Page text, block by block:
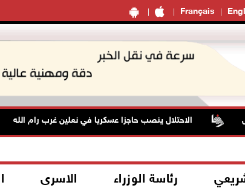
Français
الاحتلال ينصب حاجزا عسكريا في نعلين غرب رام الله
رئاسة الوزراء الاسرى